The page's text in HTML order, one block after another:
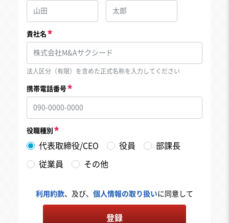
貴社名
法人区分（有限）を含めた正式名称を入力してください
携帯電話番号
役職種別
代表取締役/CEO 役員 部課長
従業員 その他
利用約款、及び、 個人情報の取り扱いに同意して
登録